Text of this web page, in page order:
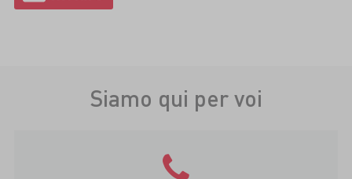
Siamo qui per voi